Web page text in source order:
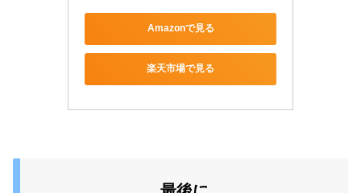
Amazonで見る
楽天市場で見る